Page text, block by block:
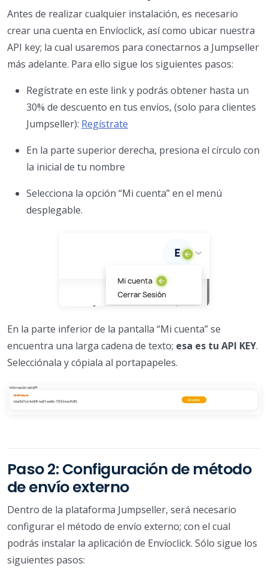
Antes de realizar cualquier instalación, es necesario
crear una cuenta en Envíoclick, así como ubicar nuestra
API key; la cual usaremos para conectarnos a Jumpseller
más adelante. Para ello sigue los siguientes pasos:
Regístrate en este link y podrás obtener hasta un
30% de descuento en tus envíos, (solo para clientes
Jumpseller): Regístrate
En la parte superior derecha, presiona el círculo con
la inicial de tu nombre
Selecciona la opción “Mi cuenta” en el menú
desplegable.
En la parte inferior de la pantalla “Mi cuenta” se
encuentra una larga cadena de texto; esa es tu API KEY.
Selecciónala y cópiala al portapapeles.
Paso 2: Configuración de método
de envío externo
Dentro de la plataforma Jumpseller, será necesario
configurar el método de envío externo; con el cual
podrás instalar la aplicación de Envíoclick. Sólo sigue los
siguientes pasos: